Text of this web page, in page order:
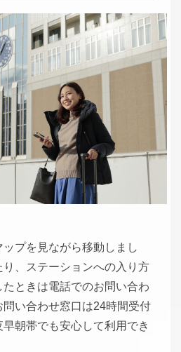
プを見ながら移動しまし
、ステーションへの入り方
ときは電話でのお問い合わ
い合わせ窓口は24時間受付
朝帯でも安心して利用でき